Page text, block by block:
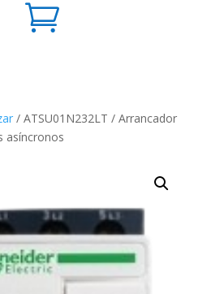

/ ATSU01N232LT / Arrancador
asíncronos